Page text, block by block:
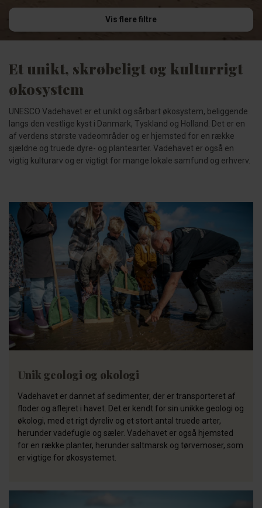
Vis flere filtre
Et unikt, skrøbeligt og kulturrigt
økosystem
UNESCO Vadehavet er et unikt og sårbart økosystem, beliggende
langs den vestlige kyst i Danmark, Tyskland og Holland. Det er en
af verdens største vadeområder og er hjemsted for en række
sjældne og truede dyre- og plantearter. Vadehavet er også en
vigtig kulturarv og er vigtigt for mange lokale samfund og erhverv.
Unik geologi og økologi
Vadehavet er dannet af sedimenter, der er transporteret af
floder og aflejret i havet. Det er kendt for sin unikke geologi og
økologi, med et rigt dyreliv og et stort antal truede arter,
herunder vadefugle og sæler. Vadehavet er også hjemsted
for en række planter, herunder saltmarsk og tørvemoser, som
er vigtige for økosystemet.